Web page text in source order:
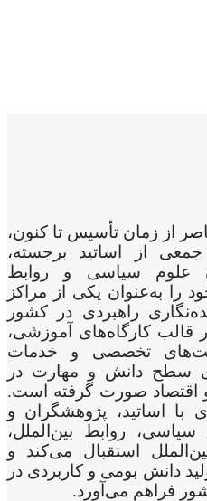
از زمان تأسیس تا کنون،
از اساتید برجسته،
علوم سیاسی و روابط
را به‌عنوان یکی از مراکز
راهبردی در کشور
قالب کارگاه‌های آموزشی،
تخصصی و خدمات
سطح دانش و مهارت در
اقتصاد صورت گرفته است.
اساتید، پژوهشگران و
روابط‌ بین‌الملل،
استقبال می‌کند و
دانش بومی و کاربردی در
فراهم می‌آورد.